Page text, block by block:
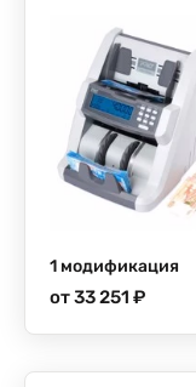
1 модификация
от 33 251 ₽